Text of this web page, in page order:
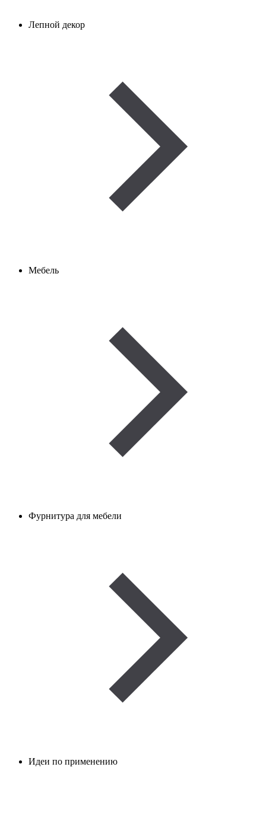
Лепной декор
Мебель
Фурнитура для мебели
Идеи по применению